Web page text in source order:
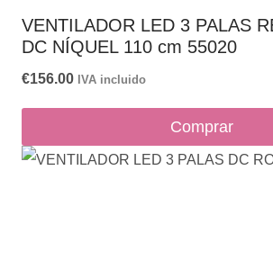
VENTILADOR LED 3 PALAS
DC NÍQUEL 110 cm 55020
€156.00 IVA incluido
Comprar